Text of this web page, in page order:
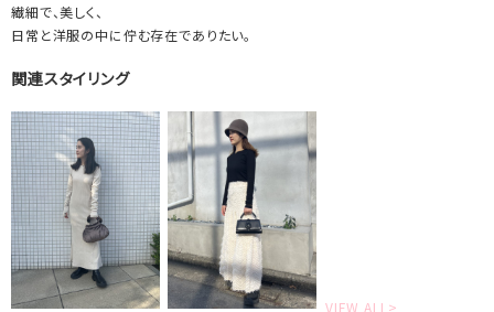
繊細で、美しく、
日常と洋服の中に佇む存在でありたい。
関連スタイリング
VIEW ALL>